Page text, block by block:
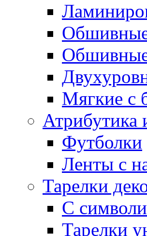
Обшивные
Мягкие с
Атрибутика
Футболки
Ленты с
Тарелки
С
Тарелки